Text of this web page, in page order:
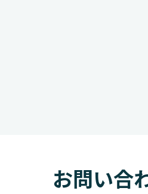
お問い合